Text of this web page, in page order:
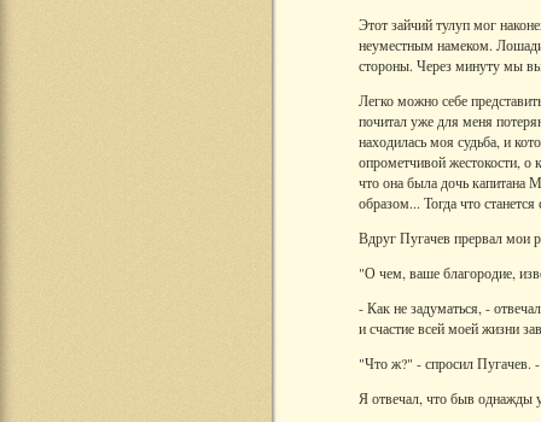
Этот зайчий тулуп мог
неуместным намеком. Лошади
стороны. Через минуту мы
Легко можно себе
почитал уже для меня
находилась моя судьба, и
опрометчивой жестокости,
что она была дочь капитана
образом... Тогда что
Вдруг Пугачев прервал мои
"О чем, ваше благородие,
- Как не задуматься, -
и счастие всей моей жизни
"Что ж?" - спросил Пугачев.
Я отвечал, что быв однажды